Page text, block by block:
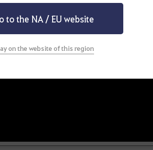
to the NA / EU website
on the website of this region